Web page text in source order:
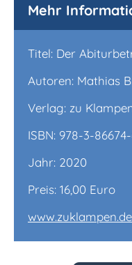
Mehr
Titel: Der
Autoren: Mathias
Verlag: zu
ISBN: 978-3-
Jahr: 2020
Preis: 16,00 Euro
www.zuklampen.de